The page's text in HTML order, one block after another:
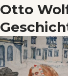
Otto